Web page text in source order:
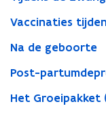
Vaccinaties
Na de geboorte
Post-
Het Groeipakket